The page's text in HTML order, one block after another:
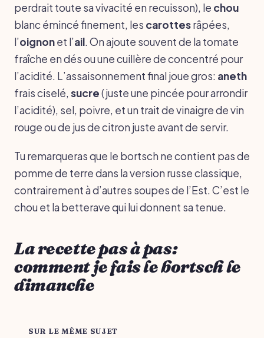
perdrait toute sa vivacité en recuisson), le chou
blanc émincé finement, les carottesrâpées,
l’oignonet l’ail. On ajoute souvent de la tomate
fraîche en dés ou une cuillère de concentré pour
l’acidité. L’assaisonnement final joue gros: aneth
frais ciselé, sucre(juste une pincée pour arrondir
l’acidité), sel, poivre, et un trait de vinaigre de vin
rouge ou de jus de citron juste avant de servir.
Tu remarqueras que le bortsch ne contient pas de
pomme de terre dans la version russe classique,
contrairement à d’autres soupes de l’Est. C’est le
chou et la betterave qui lui donnent sa tenue.
La recette pas à pas:
comment je fais le bortsch le
dimanche
SUR LE MÊME SUJET